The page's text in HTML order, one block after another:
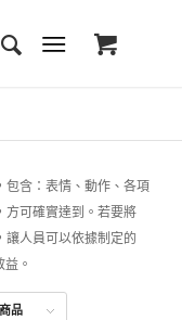
包含：表情、動作、各項
方可確實達到。若要將
讓人員可以依據制定的
。
品